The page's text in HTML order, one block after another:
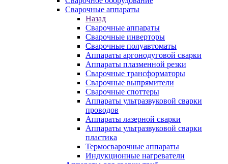
Сварочные аппараты
Назад
Сварочные аппараты
Сварочные инверторы
Сварочные полуавтоматы
Аппараты аргонодуговой сварки
Аппараты плазменной резки
Сварочные трансформаторы
Сварочные выпрямители
Сварочные споттеры
Аппараты ультразвуковой сварки
проводов
Аппараты лазерной сварки
Аппараты ультразвуковой сварки
пластика
Термосварочные аппараты
Индукционные нагреватели